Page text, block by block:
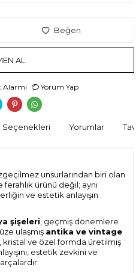
Beğen
AL
Alarmı Yorum Yap
Seçenekleri Yorumlar
unsurlarından biri olan
ürünü değil; aynı
ve estetik anlayışın
şişeleri, geçmiş dönemlere
ulaşmış antika ve vintage
kristal ve özel formda üretilmiş
estetik zevkini ve